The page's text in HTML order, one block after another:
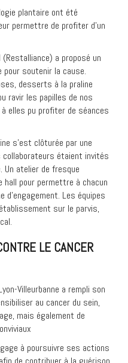
plantaire ont été
permettre de profiter d’un
a proposé un
pour soutenir la cause.
desserts à la praline
ravir les papilles de nos
elles pu profiter de séances
s’est clôturée par une
collaborateurs étaient invités
Un atelier de fresque
pour permettre à chacun
d’engagement. Les équipes
sur le parvis,
LE CANCER
Villeurbanne a rempli son
au cancer du sein,
mais également de
à poursuivre ses actions